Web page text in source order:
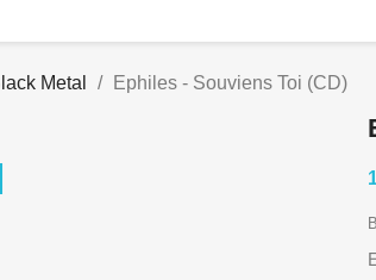
Metal Ephiles - Souviens Toi (CD)